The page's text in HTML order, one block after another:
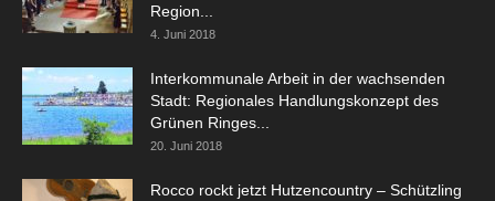
Region...
4. Juni 2018
Interkommunale Arbeit in der wachsenden
Stadt: Regionales Handlungskonzept des
Grünen Ringes...
20. Juni 2018
Rocco rockt jetzt Hutzencountry – Schützling